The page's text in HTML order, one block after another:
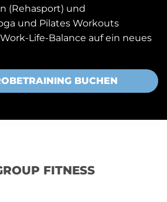
(Rehasport) und
und Pilates Workouts
Life-Balance auf ein neues
BUCHEN
FITNESS